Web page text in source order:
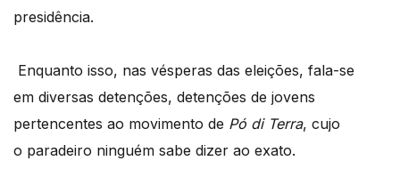
presidência.
Enquanto isso, nas vésperas das eleições, fala-se
em diversas detenções, detenções de jovens
pertencentes ao movimento de Pó di Terra, cujo
o paradeiro ninguém sabe dizer ao exato.